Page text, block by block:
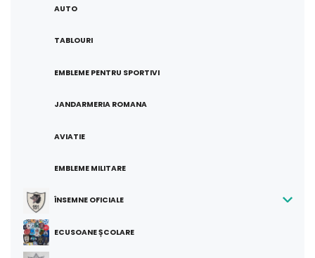
AUTO
TABLOURI
EMBLEME PENTRU SPORTIVI
JANDARMERIA ROMANA
AVIATIE
EMBLEME MILITARE
ÎNSEMNE OFICIALE
ECUSOANE ȘCOLARE